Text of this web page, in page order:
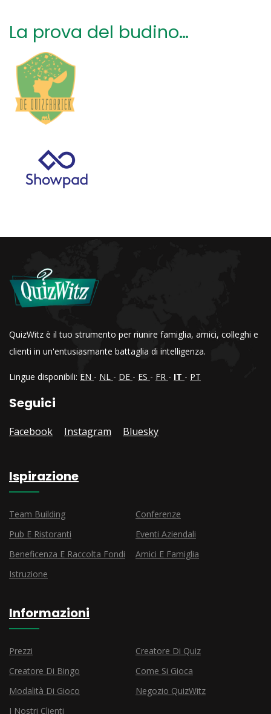
La prova del budino…
QuizWitz è il tuo strumento per riunire famiglia, amici, colleghi e
clienti in un'entusiasmante battaglia di intelligenza.
Lingue disponibili: EN - NL - DE - ES - FR - IT - PT
Seguici
Facebook Instagram Bluesky
Ispirazione
Team Building
Conferenze
Pub E Ristoranti
Eventi Aziendali
Beneficenza E Raccolta Fondi
Amici E Famiglia
Istruzione
Informazioni
Prezzi
Creatore Di Quiz
Creatore Di Bingo
Come Si Gioca
Modalità Di Gioco
Negozio QuizWitz
I Nostri Clienti